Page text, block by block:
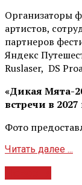
Организаторы
артистов,
партнеров
Яндекс
Ruslaser, DS
«Дикая Мята-
встречи в 2027
Фото
Читать далее ...